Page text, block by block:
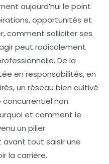
aujourd’hui le point
opportunités et
comment solliciter ses
peut radicalement
De la
en responsabilités, en
un réseau bien cultivé
non
et comment le
un pilier
avant tout saisir une
la carrière.